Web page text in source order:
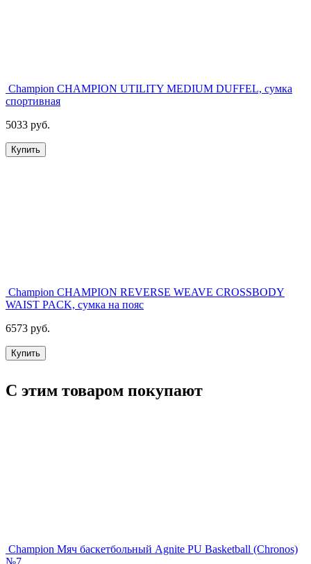
Champion CHAMPION UTILITY MEDIUM DUFFEL, сумка
спортивная
5033 руб.
Купить
Champion CHAMPION REVERSE WEAVE CROSSBODY
WAIST PACK, сумка на пояс
6573 руб.
Купить
С этим товаром покупают
Champion Мяч баскетбольный Agnite PU Basketball (Chronos)
№7